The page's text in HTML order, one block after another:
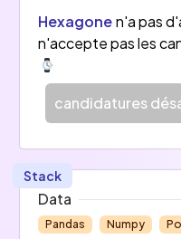
Hexagone n'a pas
n'accepte pas les
candidatures
Stack
Data
Pandas Numpy